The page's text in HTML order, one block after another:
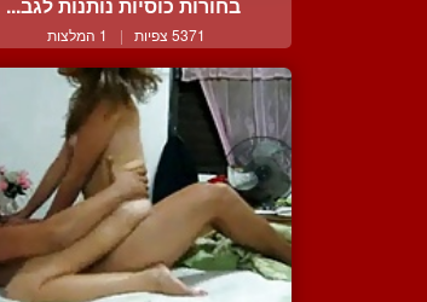
בחורות כוסיות נותנות לגב...
5371 צפיות | 1 המלצות